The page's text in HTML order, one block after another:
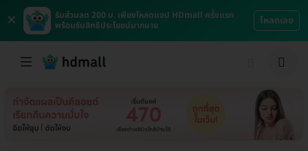
×
รับส่วนลด 200 บ. เพียงโหลดแอป HDmall ครั้งแรก
พร้อมรับสิทธิประโยชน์มากมาย
โหลดเลย